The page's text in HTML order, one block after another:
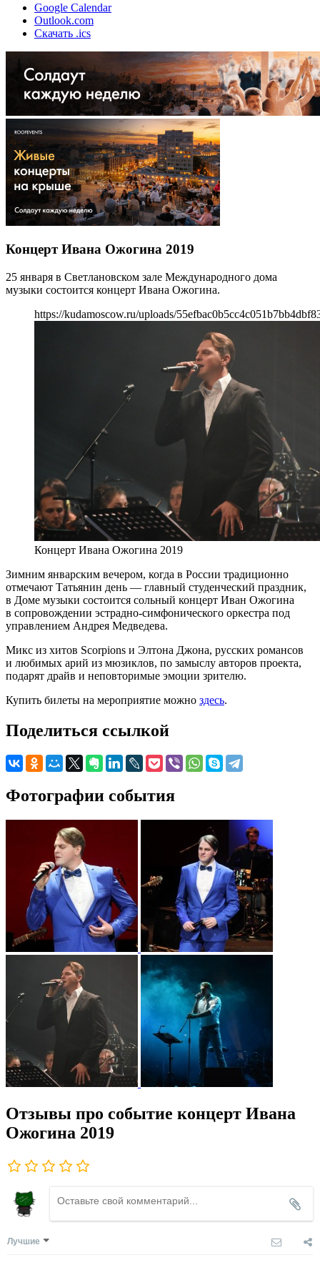
Google Calendar
Outlook.com
Скачать .ics
Концерт Ивана Ожогина 2019
25 января в Светлановском зале Международного дома
музыки состоится концерт Ивана Ожогина.
https://kudamoscow.ru/uploads/
Концерт Ивана Ожогина 2019
Зимним январским вечером, когда в России традиционно
отмечают Татьянин день — главный студенческий праздник,
в Доме музыки состоится сольный концерт Иван Ожогина
в сопровождении эстрадно-симфонического оркестра под
управлением Андрея Медведева.
Микс из хитов Scorpions и Элтона Джона, русских романсов
и любимых арий из мюзиклов, по замыслу авторов проекта,
подарят драйв и неповторимые эмоции зрителю.
Купить билеты на мероприятие можно здесь.
Поделиться ссылкой
Фотографии события
Отзывы про событие концерт Ивана
Ожогина 2019
Лучшие